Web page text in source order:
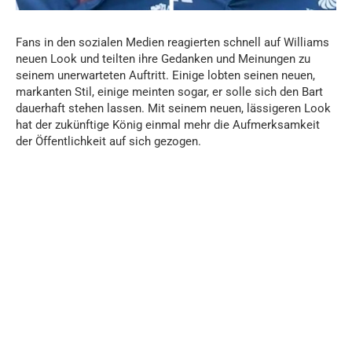
Fans in den sozialen Medien reagierten schnell auf Williams
neuen Look und teilten ihre Gedanken und Meinungen zu
seinem unerwarteten Auftritt. Einige lobten seinen neuen,
markanten Stil, einige meinten sogar, er solle sich den Bart
dauerhaft stehen lassen. Mit seinem neuen, lässigeren Look
hat der zukünftige König einmal mehr die Aufmerksamkeit
der Öffentlichkeit auf sich gezogen.